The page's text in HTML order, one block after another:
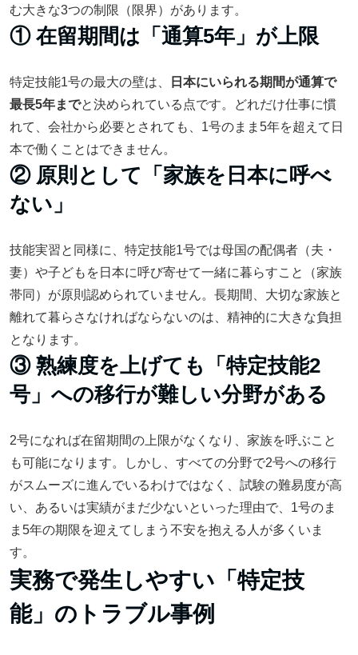
む大きな3つの制限（限界）があります。
① 在留期間は「通算5年」が上限
特定技能1号の最大の壁は、
日本にいられる期間が通算で
最長5年までと決められている点です。どれだけ仕事に慣
れて、会社から必要とされても、1号のまま5年を超えて日
本で働くことはできません。
② 原則として「家族を日本に呼べ
ない」
技能実習と同様に、特定技能1号では母国の配偶者（夫・
妻）や子どもを日本に呼び寄せて一緒に暮らすこと（家族
帯同）が原則認められていません。長期間、大切な家族と
離れて暮らさなければならないのは、精神的に大きな負担
となります。
③ 熟練度を上げても「特定技能2
号」への移行が難しい分野がある
2号になれば在留期間の上限がなくなり、家族を呼ぶこと
も可能になります。しかし、すべての分野で2号への移行
がスムーズに進んでいるわけではなく、試験の難易度が高
い、あるいは実績がまだ少ないといった理由で、1号のま
ま5年の期限を迎えてしまう不安を抱える人が多くいま
す。
実務で発生しやすい「特定技
能」のトラブル事例